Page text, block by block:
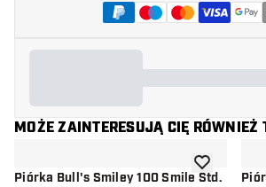
MOŻE ZAINTERESUJĄ CIĘ RÓWNIEŻ
Piórka Bull's Smiley 100 Smile Std.
dodaj do